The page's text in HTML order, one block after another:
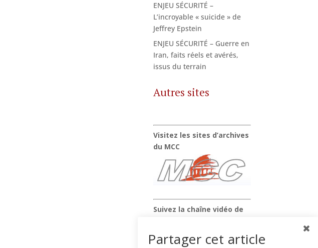
ENJEU SÉCURITÉ –
L’incroyable « suicide » de
Jeffrey Epstein
ENJEU SÉCURITÉ – Guerre en
Iran, faits réels et avérés,
issus du terrain
Autres sites
Visitez les sites d’archives
du MCC
Suivez la chaîne vidéo de
Partager cet article